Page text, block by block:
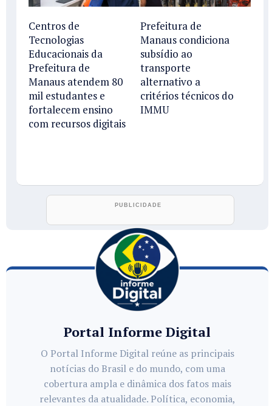
Centros de
Tecnologias
Educacionais da
Prefeitura de
Manaus atendem 80
mil estudantes e
fortalecem ensino
com recursos digitais
Prefeitura de
Manaus condiciona
subsídio ao
transporte
alternativo a
critérios técnicos do
IMMU
Portal Informe Digital
O Portal Informe Digital reúne as principais
notícias do Brasil e do mundo, com uma
cobertura ampla e dinâmica dos fatos mais
relevantes da atualidade. Política, economia,